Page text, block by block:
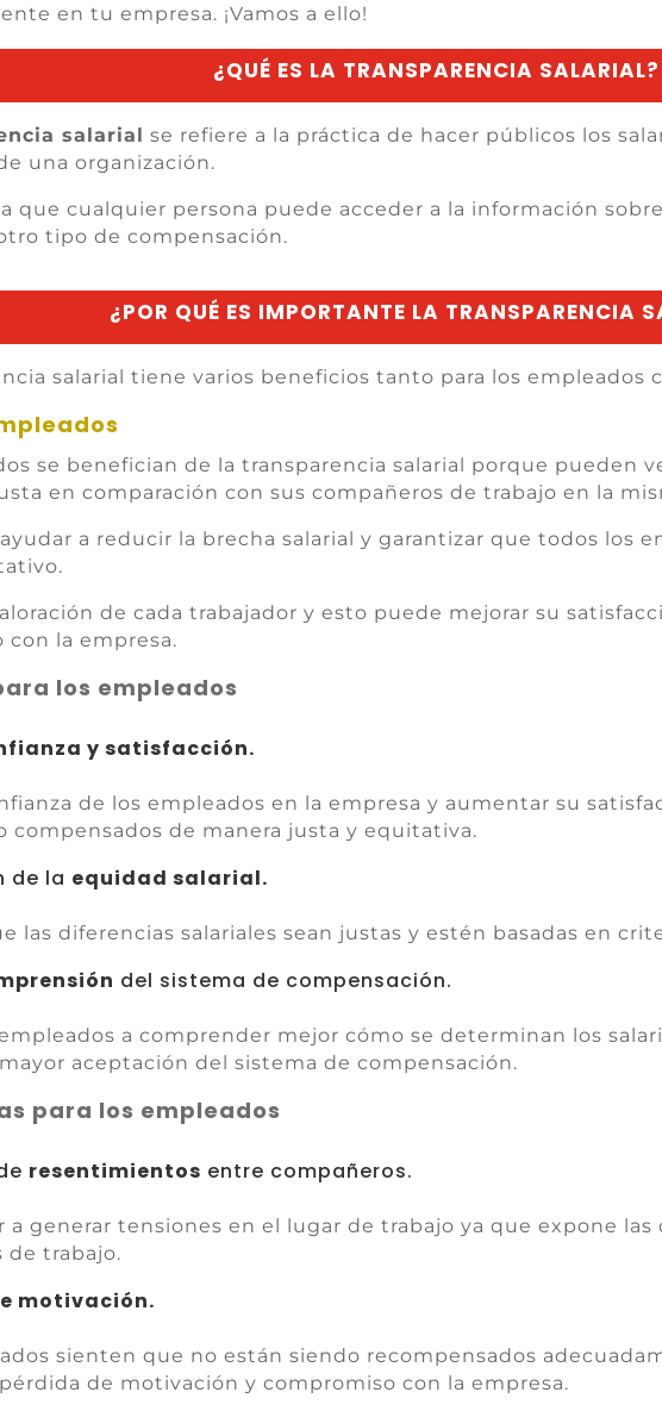
en tu empresa. ¡Vamos a ello!
¿QUÉ ES LA TRANSPARENCIA SALARIAL?
salarial se refiere a la práctica de hacer públicos los
una organización.
que cualquier persona puede acceder a la información
tipo de compensación.
¿POR QUÉ ES IMPORTANTE LA TRANSPARENCIA
salarial tiene varios beneficios tanto para los empleados
se benefician de la transparencia salarial porque pueden
en comparación con sus compañeros de trabajo en la
a reducir la brecha salarial y garantizar que todos los
de cada trabajador y esto puede mejorar su
con la empresa.
los empleados
y satisfacción.
de los empleados en la empresa y aumentar su
compensados de manera justa y equitativa.
de la equidad salarial.
las diferencias salariales sean justas y estén basadas en
del sistema de compensación.
a comprender mejor cómo se determinan los
aceptación del sistema de compensación.
para los empleados
resentimientos entre compañeros.
a generar tensiones en el lugar de trabajo ya que expone las
de trabajo.
motivación.
sienten que no están siendo recompensados
de motivación y compromiso con la empresa.